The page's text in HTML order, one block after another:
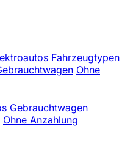
Fahrzeugtypen
Ohne
Gebrauchtwagen
Ohne Anzahlung